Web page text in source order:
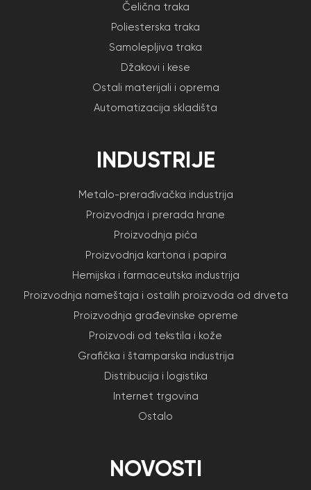
Čelična traka
Poliesterska traka
Samolepljiva traka
Džakovi i kese
Ostali materijali i oprema
Automatizacija skladišta
INDUSTRIJE
Metalo-prerađivačka industrija
Proizvodnja i prerada hrane
Proizvodnja pića
Proizvodnja kartona i papira
Hemijska i farmaceutska industrija
Proizvodnja nameštaja i ostalih proizvoda od drveta
Proizvodnja građevinske opreme
Proizvodi od tekstila i kože
Grafička i štamparska industrija
Distribucija i logistika
Internet trgovina
Ostalo
NOVOSTI